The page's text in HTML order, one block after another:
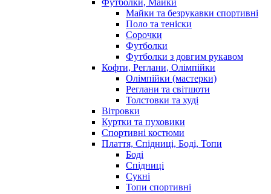
Футболки, Майки
Майки та безрукавки спортивні
Поло та теніски
Сорочки
Футболки
Футболки з довгим рукавом
Кофти, Реглани, Олімпійки
Олімпійки (мастерки)
Реглани та світшоти
Толстовки та худі
Вітровки
Куртки та пуховики
Спортивні костюми
Плаття, Спідниці, Боді, Топи
Боді
Спідниці
Сукні
Топи спортивні